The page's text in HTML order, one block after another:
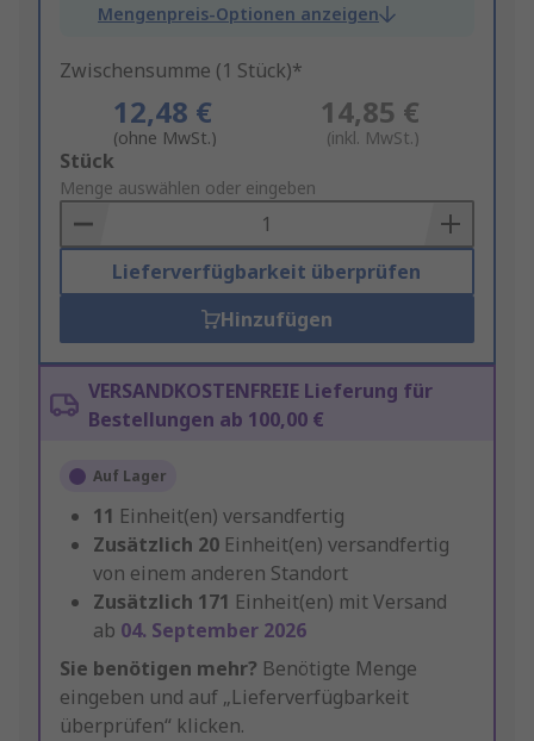
Mengenpreis-Optionen anzeigen
Zwischensumme (1 Stück)*
12,48 €
(ohne MwSt.)
14,85 €
(inkl. MwSt.)
Add
to
Basket
Stück
Menge auswählen oder eingeben
Lieferverfügbarkeit überprüfen
Hinzufügen
VERSANDKOSTENFREIE Lieferung für
Bestellungen ab 100,00 €
Auf Lager
11 Einheit(en) versandfertig
Zusätzlich 20 Einheit(en) versandfertig
von einem anderen Standort
Zusätzlich 171 Einheit(en) mit Versand
ab 04. September 2026
Sie benötigen mehr? Benötigte Menge
eingeben und auf „Lieferverfügbarkeit
überprüfen“ klicken.